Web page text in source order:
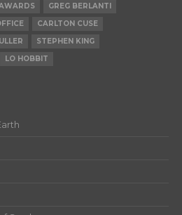
GREG BERLANTI
CARLTON CUSE
STEPHEN KING
LO HOBBIT